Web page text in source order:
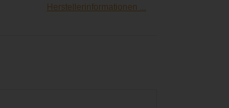
Herstellerinformationen ...